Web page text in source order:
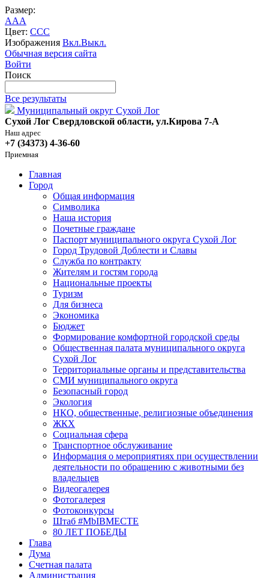
Размер:
AAA
Цвет: CCC
Изображения Вкл.Выкл.
Обычная версия сайта
Войти
Поиск
Все результаты
Муниципальный округ Сухой Лог
Сухой Лог Свердловской области, ул.Кирова 7-А
Наш адрес
+7 (34373) 4-36-60
Приемная
Главная
Город
Общая информация
Символика
Наша история
Почетные граждане
Паспорт муниципального округа Сухой Лог
Город Трудовой Доблести и Славы
Служба по контракту
Жителям и гостям города
Национальные проекты
Туризм
Для бизнеса
Экономика
Бюджет
Формирование комфортной городской среды
Общественная палата муниципального округа
Сухой Лог
Территориальные органы и представительства
СМИ муниципального округа
Безопасный город
Экология
НКО, общественные, религиозные объединения
ЖКХ
Социальная сфера
Транспортное обслуживание
Информация о мероприятиях при осуществлении
деятельности по обращению с животными без
владельцев
Видеогалерея
Фотогалерея
Фотоконкурсы
Штаб #MbIBMECTE
80 ЛЕТ ПОБЕДЫ
Глава
Дума
Счетная палата
Администрация